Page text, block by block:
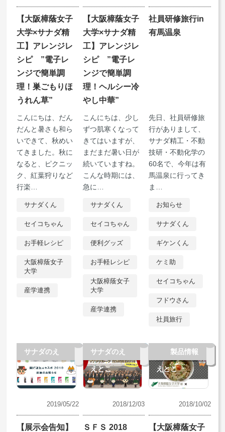
【大阪樟蔭女子
大学×サナダ精
工】アレンジレ
シピ ”電子レ
ンジで簡単調
理！巣ごもりほ
うれん草”
こんにちは、だん
だんと暑さも和ら
いできて、秋めい
てきました。秋に
なると、ピクニッ
ク、紅葉狩りなど
行楽
サナダくん
セイコちゃん
お手軽レシピ
大阪樟蔭女子
大学
産学連携
【大阪樟蔭女子
大学×サナダ精
工】アレンジレ
シピ ”電子レ
ンジで簡単調
理！ヘルシー冷
やし中華”
こんにちは、少し
ずつ肌寒くなって
きてはいますが、
まだまだ暑い日が
続いていますね。
こんな時期には、
急に
サナダくん
セイコちゃん
便利グッズ
お手軽レシピ
大阪樟蔭女子
大学
産学連携
社員研修旅行in
有馬温泉
先日、社員研修旅
行がありまして、
サナダ精工・不動
技研・不動化学の
60名で、今年は有
馬温泉に行ってき
ま
お知らせ
サナダくん
ギケンくん
ケミ助
セイコちゃん
フドウさん
社員旅行
お知らせ
サナダのえ
えとこ
2019/05/22
【展示会告知】
お知らせ
サナダのえ
えとこ
2018/12/03
ＳＦＳ 2018
お知らせ
サナダのえ
えとこ
やってみた
製品情報
2018/10/02
【大阪樟蔭女子